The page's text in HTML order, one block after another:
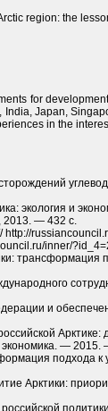
region: the
for
Japan,
in the
экология и
2013. — 432 с.
http://
inner/
трансформация
и
Арктике:
и экономика. —
Арктики: